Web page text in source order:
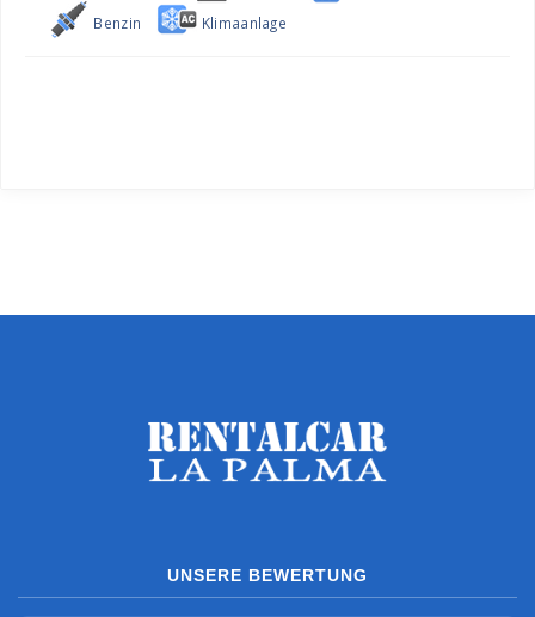
Benzin
Klimaanlage
UNSERE BEWERTUNG